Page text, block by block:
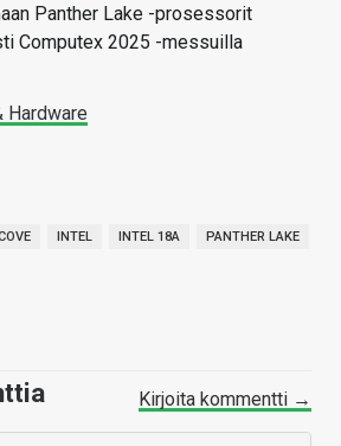
Panther Lake -prosessorit
Computex 2025 -messuilla
Hardware
INTEL INTEL 18A PANTHER LAKE
Kirjoita kommentti →